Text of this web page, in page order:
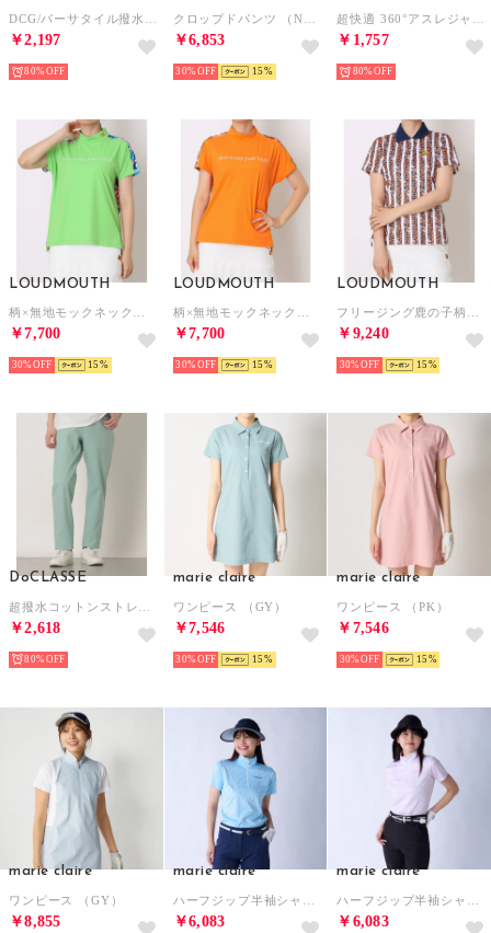
￥2,197
80%
￥6,853
30% 15
￥1,757
80%
LOUDMOUTH
￥7,700
30% 15
LOUDMOUTH
￥7,700
30% 15
LOUDMOUTH
￥9,240
30% 15
DoCLASSE
￥2,618
80%
marie claire
ワンピース （GY）
￥7,546
30% 15
marie claire
ワンピース （PK）
￥7,546
30% 15
marie claire
ワンピース （GY）
￥8,855
marie claire
￥6,083
marie claire
￥6,083